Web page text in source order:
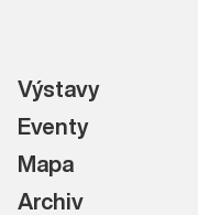
Výstavy
Eventy
Mapa
Archiv